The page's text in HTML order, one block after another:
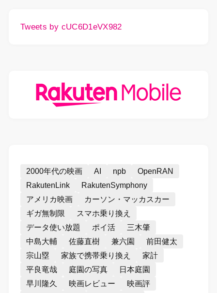
Tweets by cUC6D1eVX982
2000年代の映画 AI npb
OpenRAN
RakutenLink
RakutenSymphony
アメリカ映画
カーソン・マッカスカー
ギガ無制限
スマホ乗り換え
データ使い放題
ポイ活
三木肇
中島大輔
佐藤直樹 兼六園
前田健太
宗山塁
家族で携帯乗り換え
家計
平良竜哉
庭園の写真
日本庭園
早川隆久
映画レビュー
映画評